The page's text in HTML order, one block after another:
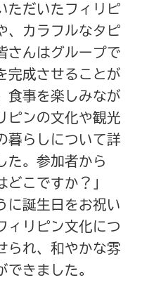
ただいたフィリピ
、カラフルなタピ
さんはグループで
完成させることが
食事を楽しみなが
ピンの文化や観光
暮らしについて詳
た。参加者から
こですか？」
に誕生日をお祝い
ィリピン文化につ
られ、和やかな雰
きました。